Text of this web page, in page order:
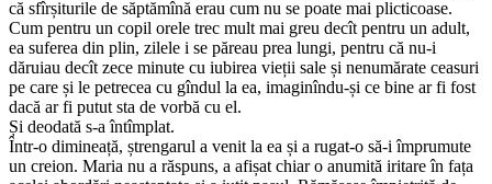
că sfîrșiturile de săptămînă erau cum nu se poate mai plicticoase.
Cum pentru un copil orele trec mult mai greu decît pentru un adult,
ea suferea din plin, zilele i se păreau prea lungi, pentru că nu-i
dăruiau decît zece minute cu iubirea vieții sale și nenumărate ceasuri
pe care și le petrecea cu gîndul la ea, imaginîndu-și ce bine ar fi fost
dacă ar fi putut sta de vorbă cu el.
Și deodată s-a întîmplat.
Într-o dimineață, ștrengarul a venit la ea și a rugat-o să-i împrumute
un creion. Maria nu a răspuns, a afișat chiar o anumită iritare în fața